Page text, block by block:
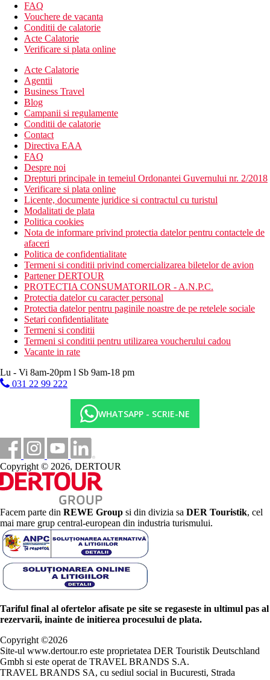
FAQ
Vouchere de vacanta
Conditii de calatorie
Acte Calatorie
Verificare si plata online
Acte Calatorie
Agentii
Business Travel
Blog
Campanii si regulamente
Conditii de calatorie
Contact
Directiva EAA
FAQ
Despre noi
Drepturi principale in temeiul Ordonantei Guvernului nr. 2/2018
Verificare si plata online
Licente, documente juridice si contractul cu turistul
Modalitati de plata
Politica cookies
Nota de informare privind protectia datelor pentru contactele de
afaceri
Politica de confidentialitate
Termeni si conditii privind comercializarea biletelor de avion
Partener DERTOUR
PROTECTIA CONSUMATORILOR - A.N.P.C.
Protectia datelor cu caracter personal
Protectia datelor pentru paginile noastre de pe retelele sociale
Setari confidentialitate
Termeni si conditii
Termeni si conditii pentru utilizarea voucherului cadou
Vacante in rate
Lu - Vi 8am-20pm l Sb 9am-18 pm
031 22 99 222
WHATSAPP - SCRIE-NE
Copyright © 2026, DERTOUR
Facem parte din REWE Group si din divizia sa DER Touristik, cel
mai mare grup central-european din industria turismului.
Tariful final al ofertelor afisate pe site se regaseste in ultimul pas al
rezervarii, inainte de initierea procesului de plata.
Copyright ©2026
Site-ul www.dertour.ro este proprietatea DER Touristik Deutschland
Gmbh si este operat de TRAVEL BRANDS S.A.
TRAVEL BRANDS SA, cu sediul social in Bucuresti, Strada